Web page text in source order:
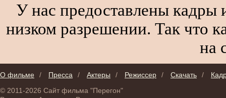
У нас предоставлены кадры
низком разрешении. Так что
на
О фильме / Пресса / Актеры / Режиссер / Скачать /
© 2011-2026 Сайт фильма "Перегон"